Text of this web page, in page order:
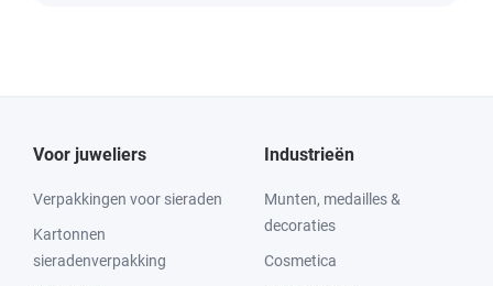
Voor juweliers
Verpakkingen voor sieraden
Kartonnen
sieradenverpakking
Industrieën
Munten, medailles &
decoraties
Cosmetica